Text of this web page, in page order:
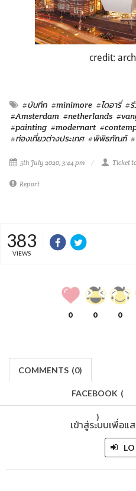
credit:
#บันทึก #minimore #ไดอารี่ #รี
#Amsterdam #netherlands
#painting #modernart
#ท่องเที่ยวต่างประเทศ #พิพิธภัณฑ์
5th July 2020, 3:44 pm Ticket
Report
383
VIEWS
0 0 0
COMMENTS (0)
FACEBOOK (
)
เข้าสู่ระบบเพื่อ